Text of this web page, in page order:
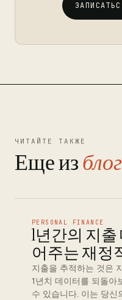
ЧИТАЙТЕ ТАКЖЕ
Еще из
PERSONAL FINANCE
1년간의 지
어주는 재정
지출을 추적하는 것은
1년치 데이터를 되돌아
수 있습니다. 이는 당신